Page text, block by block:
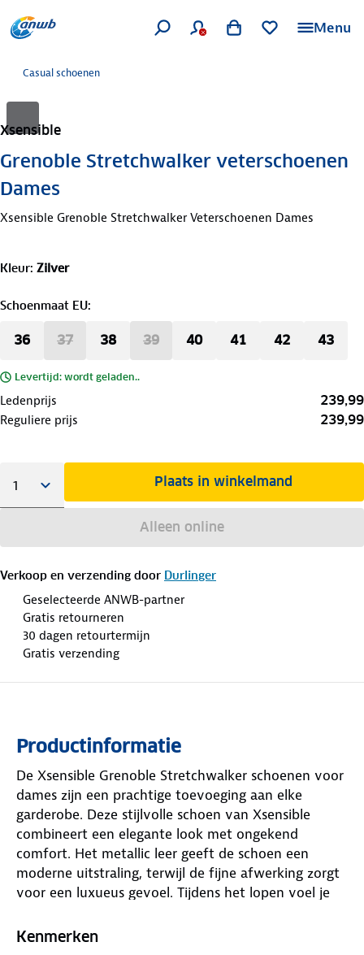
Menu
Casual schoenen
Xsensible
Grenoble Stretchwalker veterschoenen
Dames
Xsensible Grenoble Stretchwalker Veterschoenen Dames
Kleur: Zilver
Schoenmaat EU:
36 37 38 39 40 41 42 43
Levertijd: wordt geladen..
Ledenprijs 239,99
Reguliere prijs 239,99
Plaats in winkelmand
Alleen online
Verkoop en verzending door Durlinger
Geselecteerde ANWB-partner
Gratis retourneren
30 dagen retourtermijn
Gratis verzending
Productinformatie
De Xsensible Grenoble Stretchwalker schoenen voor
dames zijn een prachtige toevoeging aan elke
garderobe. Deze stijlvolle schoen van Xsensible
combineert een elegante look met ongekend
comfort. Het metallic leer geeft de schoen een
moderne uitstraling, terwijl de fijne afwerking zorgt
voor een luxueus gevoel. Tijdens het lopen voel je
je voeten minder belast, zelfs op langere dagen. De
Kenmerken